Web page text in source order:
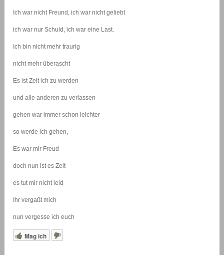
Ich war nicht Freund, ich war nicht geliebt
ich war nur Schuld, ich war eine Last.
Ich bin nicht mehr traurig
nicht mehr überascht
Es ist Zeit ich zu werden
und alle anderen zu verlassen
gehen war immer schon leichter
so werde ich gehen,
Es war mir Freud
doch nun ist es Zeit
es tut mir nicht leid
Ihr vergaßt mich
nun vergesse ich euch
Mag ich